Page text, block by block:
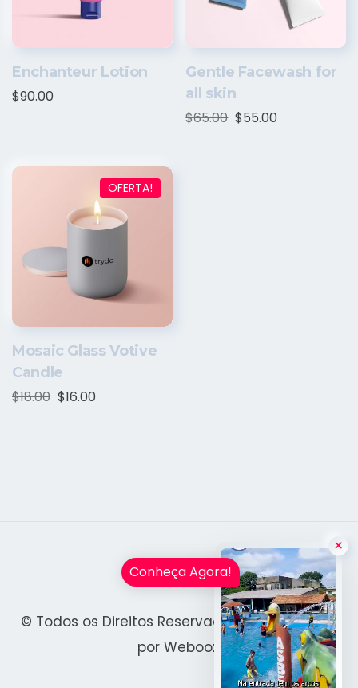
Enchanteur Lotion
$90.00
Gentle Facewash for
all skin
$65.00 $55.00
OFERTA!
Mosaic Glass Votive
Candle
$18.00 $16.00
© Todos os Direitos Reservados. Desenvolvido
por Weboox.
Conheça Agora!